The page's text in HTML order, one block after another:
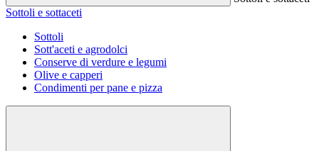
Sottoli e sottaceti
Sottoli
Sott'aceti e agrodolci
Conserve di verdure e legumi
Olive e capperi
Condimenti per pane e pizza